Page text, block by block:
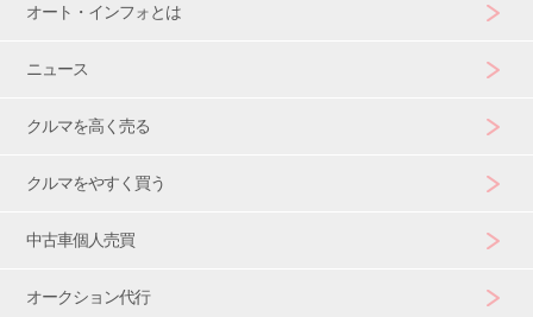
オート・インフォとは
ニュース
クルマを高く売る
クルマをやすく買う
中古車個人売買
オークション代行